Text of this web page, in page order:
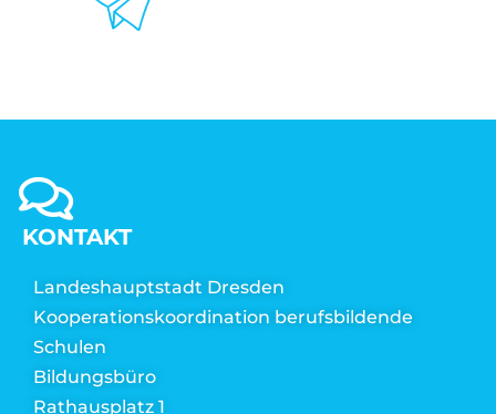
KONTAKT
Landeshauptstadt Dresden
Kooperationskoordination berufsbildende
Schulen
Bildungsbüro
Rathausplatz 1